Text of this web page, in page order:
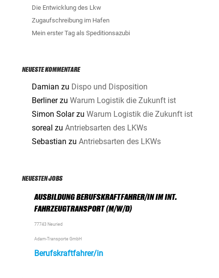
Die Entwicklung des Lkw
Zugaufschreibung im Hafen
Mein erster Tag als Speditionsazubi
NEUESTE KOMMENTARE
Damian zu Dispo und Disposition
Berlinerzu Warum Logistik die Zukunft ist
Simon Solarzu Warum Logistik die Zukunft ist
soreal zu Antriebsarten des LKWs
Sebastian zu Antriebsarten des LKWs
NEUESTEN JOBS
AUSBILDUNG BERUFSKRAFTFAHRER/IN IM INT.
FAHRZEUGTRANSPORT (M/W/D)
77743 Neuried
Adam-Transporte GmbH
Berufskraftfahrer/in